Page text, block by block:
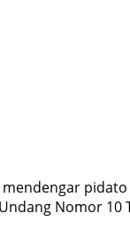
Nomor 10